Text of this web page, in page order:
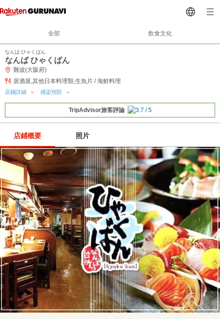
全部 飲食文化
なんば ひゃくばん
なんば ひゃくばん
難波(大阪府)
居酒屋,其他日本料理類,生魚片 / 海鮮料理
店鋪詳細 感染預防
TripAdvisor旅客評論
店鋪概要 照片